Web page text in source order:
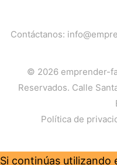
Contáctanos:
© 2026 emprender-
Reservados. Calle
Política de
Si continúas utilizando